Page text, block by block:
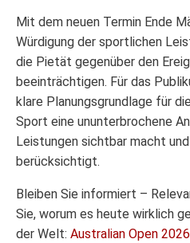
Mit dem neuen Termin Ende
Würdigung der sportlichen
die Pietät gegenüber den
beeinträchtigen. Für das
klare Planungsgrundlage für
Sport eine ununterbrochene
Leistungen sichtbar macht
berücksichtigt.
Bleiben Sie informiert –
Sie, worum es heute wirklich
der Welt: Australian Open